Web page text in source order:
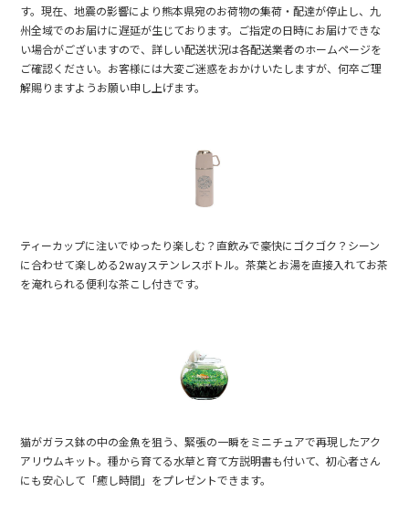
す。現在、地震の影響により熊本県宛のお荷物の集荷・配達が停止し、九
州全域でのお届けに遅延が生じております。ご指定の日時にお届けできな
い場合がございますので、詳しい配送状況は各配送業者のホームページを
ご確認ください。お客様には大変ご迷惑をおかけいたしますが、何卒ご理
解賜りますようお願い申し上げます。
ティーカップに注いでゆったり楽しむ？直飲みで豪快にゴクゴク？シーン
に合わせて楽しめる2wayステンレスボトル。茶葉とお湯を直接入れてお茶
を淹れられる便利な茶こし付きです。
猫がガラス鉢の中の金魚を狙う、緊張の一瞬をミニチュアで再現したアク
アリウムキット。種から育てる水草と育て方説明書も付いて、初心者さん
にも安心して「癒し時間」をプレゼントできます。